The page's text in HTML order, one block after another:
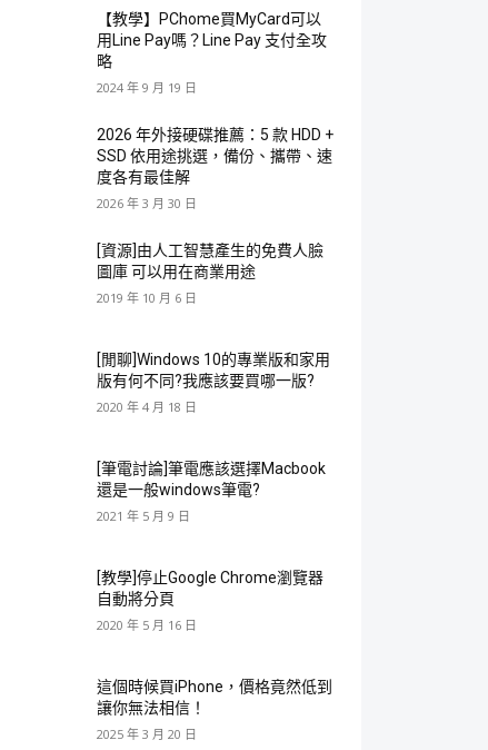
【教學】PChome買MyCard可以
用Line Pay嗎？Line Pay 支付全攻
略
2024 年 9 月 19 日
2026 年外接硬碟推薦：5 款 HDD +
SSD 依用途挑選，備份、攜帶、速
度各有最佳解
2026 年 3 月 30 日
[資源]由人工智慧產生的免費人臉
圖庫 可以用在商業用途
2019 年 10 月 6 日
[閒聊]Windows 10的專業版和家用
版有何不同?我應該要買哪一版?
2020 年 4 月 18 日
[筆電討論]筆電應該選擇Macbook
還是一般windows筆電?
2021 年 5 月 9 日
[教學]停止Google Chrome瀏覽器
自動將分頁
2020 年 5 月 16 日
這個時候買iPhone，價格竟然低到
讓你無法相信！
2025 年 3 月 20 日